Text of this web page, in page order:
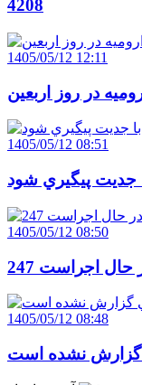
4208
1405/05/12 12:11
در روز اربعین
1405/05/12 08:51
جديت پيگيري شود
1405/05/12 08:50
در حال اجراست
1405/05/12 08:48
گزارش نشده است